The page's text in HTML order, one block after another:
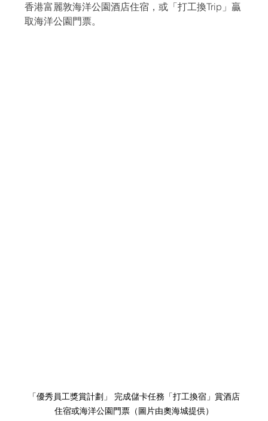
香港富麗敦海洋公園酒店住宿，或「打工換Trip」贏
取海洋公園門票。
「優秀員工獎賞計劃」 完成儲卡任務「打工換宿」賞酒店
住宿或海洋公園門票（圖片由奧海城提供）